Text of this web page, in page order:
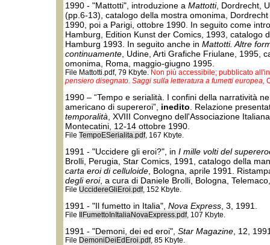
1990 - "Mattotti", introduzione a Mattotti, Dordrecht,
(pp.6-13), catalogo della mostra omonima,
1990, poi a Parigi, ottobre 1990. In seguito come
Hamburg, Edition Kunst der Comics, 1993, catalogo
Hamburg 1993. In seguito anche in Mattotti. Altre
continuamente , Udine, Arti Grafiche Friulane, 1995,
omonima, Roma, maggio-giugno 1995.
File Mattotti.pdf, 79 Kbyte. Non più accessibile; pubblicato
pensiero disegnato. Saggi sulla letteratura a fumetti europea,
1990 – “Tempo e serialità. I confini della narratività
americano di supereroi”, inedito . Relazione
temporalità , XVIII Convegno dell'Associazione
Montecatini, 12-14 ottobre 1990.
File TempoESerialita.pdf, 167 Kbyte.
1991 - "Uccidere gli eroi?", in I mille volti del
Brolli, Perugia, Star Comics, 1991, catalogo della
carta eroi di celluloide , Bologna, aprile 1991.
degli eroi, a cura di Daniele Brolli, Bologna,
File UccidereGliEroi.pdf, 152 Kbyte.
1991 - "Il fumetto in Italia", Nova Express , 3, 1991.
File IlFumettoInItaliaNovaExpress.pdf, 107 Kbyte.
1991 - "Demoni, dei ed eroi", Star Magazine , 12,
File DemoniDeiEdEroi.pdf, 85 Kbyte.